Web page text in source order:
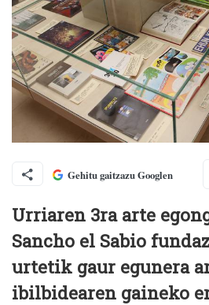
Gehitu gaitzazu Googlen
Urriaren 3ra arte
Sancho el Sabio
urtetik gaur egunera
ibilbidearen gaineko